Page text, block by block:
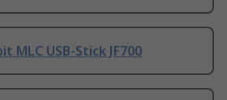
MLC USB-Stick JF700